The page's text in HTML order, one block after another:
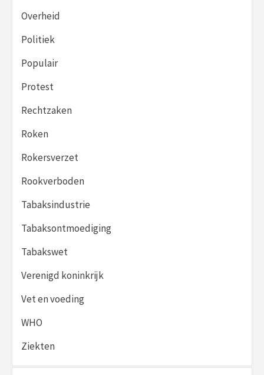
Overheid
Politiek
Populair
Protest
Rechtzaken
Roken
Rokersverzet
Rookverboden
Tabaksindustrie
Tabaksontmoediging
Tabakswet
Verenigd koninkrijk
Vet en voeding
WHO
Ziekten